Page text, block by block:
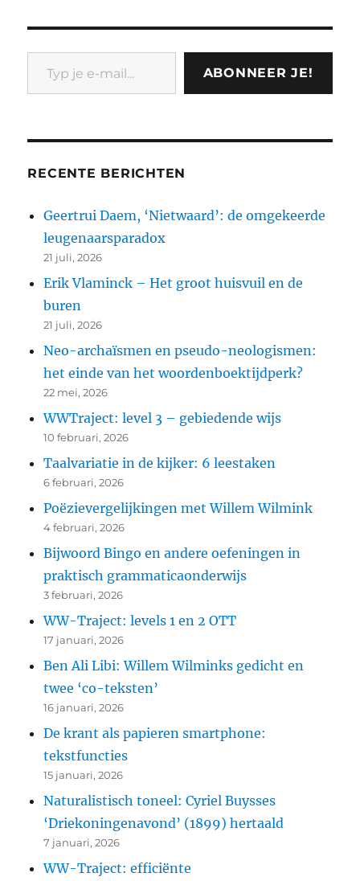
Typ je e-mail...
ABONNEER JE!
RECENTE BERICHTEN
Geertrui Daem, ‘Nietwaard’: de omgekeerde
leugenaarsparadox
21 juli, 2026
Erik Vlaminck – Het groot huisvuil en de
buren
21 juli, 2026
Neo-archaïsmen en pseudo-neologismen:
het einde van het woordenboektijdperk?
22 mei, 2026
WWTraject: level 3 – gebiedende wijs
10 februari, 2026
Taalvariatie in de kijker: 6 leestaken
6 februari, 2026
Poëzievergelijkingen met Willem Wilmink
4 februari, 2026
Bijwoord Bingo en andere oefeningen in
praktisch grammaticaonderwijs
3 februari, 2026
WW-Traject: levels 1 en 2 OTT
17 januari, 2026
Ben Ali Libi: Willem Wilminks gedicht en
twee ‘co-teksten’
16 januari, 2026
De krant als papieren smartphone:
tekstfuncties
15 januari, 2026
Naturalistisch toneel: Cyriel Buysses
‘Driekoningenavond’ (1899) hertaald
7 januari, 2026
WW-Traject: efficiënte